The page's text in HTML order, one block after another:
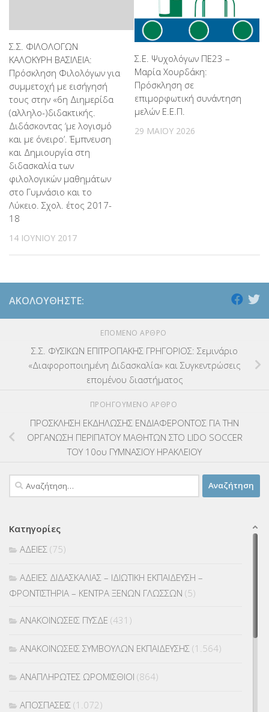
Σ.Σ. ΦΙΛΟΛΟΓΩΝ
ΚΑΛΟΚΥΡΗ ΒΑΣΙΛΕΙΑ:
Πρόσκληση Φιλολόγων για
συμμετοχή με εισήγησή
τους στην «6η Διημερίδα
(αλληλο-)διδακτικής.
Διδάσκοντας ‘με λογισμό
και με όνειρο’. Έμπνευση
και Δημιουργία στη
διδασκαλία των
φιλολογικών μαθημάτων
στο Γυμνάσιο και το
Λύκειο. Σχολ. έτος 2017-
18
14 ΙΟΥΝΊΟΥ 2017
Σ.Ε. Ψυχολόγων ΠΕ23 –
Μαρία Χουρδάκη:
Πρόσκληση σε
επιμορφωτική συνάντηση
μελών Ε.Ε.Π.
29 ΜΑΪ́ΟΥ 2026
ΑΚΟΛΟΥΘΉΣΤΕ:
ΕΠΌΜΕΝΟ ΆΡΘΡΟ
Σ.Σ. ΦΥΣΙΚΩΝ ΕΠΙΤΡΟΠΑΚΗΣ ΓΡΗΓΟΡΙΟΣ: Σεμινάριο
«Διαφοροποιημένη Διδασκαλία» και Συγκεντρώσεις
επομένου διαστήματος
ΠΡΟΗΓΟΎΜΕΝΟ ΆΡΘΡΟ
ΠΡΟΣΚΛΗΣΗ ΕΚΔΗΛΩΣΗΣ ΕΝΔΙΑΦΕΡΟΝΤΟΣ ΓΙΑ ΤΗΝ
ΟΡΓΑΝΩΣΗ ΠΕΡΙΠΑΤΟΥ ΜΑΘΗΤΩΝ ΣΤΟ LIDO SOCCER
ΤΟΥ 10ου ΓΥΜΝΑΣΙΟΥ ΗΡΑΚΛΕΙΟΥ
Αναζήτηση
για:
Κατηγορίες
ΑΔΕΙΕΣ (75)
ΑΔΕΙΕΣ ΔΙΔΑΣΚΑΛΙΑΣ – ΙΔΙΩΤΙΚΗ ΕΚΠΑΙΔΕΥΣΗ –
ΦΡΟΝΤΙΣΤΗΡΙΑ – ΚΕΝΤΡΑ ΞΕΝΩΝ ΓΛΩΣΣΩΝ (5)
ΑΝΑΚΟΙΝΩΣΕΙΣ ΠΥΣΔΕ (431)
ΑΝΑΚΟΙΝΩΣΕΙΣ ΣΥΜΒΟΥΛΩΝ ΕΚΠΑΙΔΕΥΣΗΣ (1.564)
ΑΝΑΠΛΗΡΩΤΕΣ ΩΡΟΜΙΣΘΙΟΙ (864)
ΑΠΟΣΠΑΣΕΙΣ (1.072)